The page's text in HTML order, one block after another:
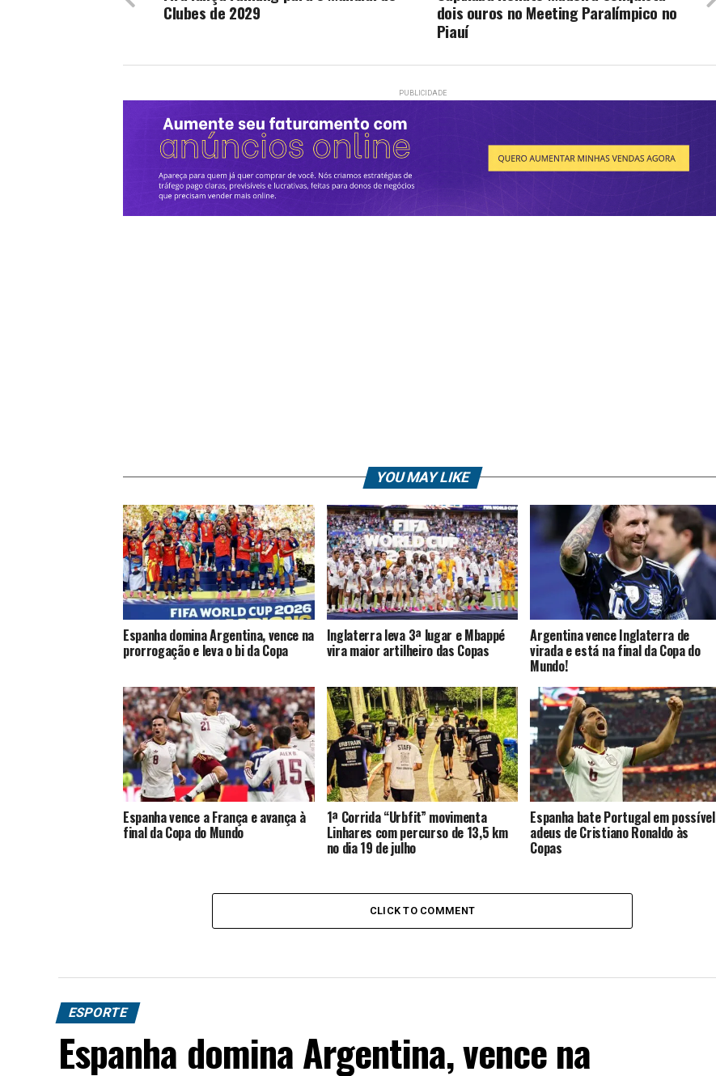
dois ouros no Meeting Paralímpico no
Piauí
Clubes de 2029
YOU MAY LIKE
Espanha domina Argentina, vence na
prorrogação e leva o bi da Copa
Inglaterra leva 3ª lugar e Mbappé
vira maior artilheiro das Copas
Argentina vence Inglaterra de
virada e está na final da Copa do
Mundo!
Espanha vence a França e avança à
final da Copa do Mundo
1ª Corrida “Urbfit” movimenta
Linhares com percurso de 13,5 km
no dia 19 de julho
Espanha bate Portugal em possível
adeus de Cristiano Ronaldo às
Copas
CLICK TO COMMENT
ESPORTE
Espanha domina Argentina, vence na